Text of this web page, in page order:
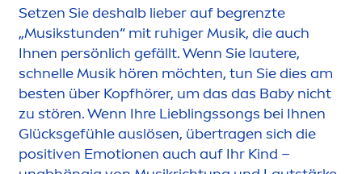
Setzen Sie deshalb lieber auf begrenzte
„Musikstunden“ mit ruhiger Musik, die auch
Ihnen persönlich gefällt. Wenn Sie lautere,
schnelle Musik hören möchten, tun Sie dies am
besten über Kopfhörer, um das das Baby nicht
zu stören. Wenn Ihre Lieblingssongs bei Ihnen
Glücksgefühle auslösen, übertragen sich die
positiven Emotionen auch auf Ihr Kind –